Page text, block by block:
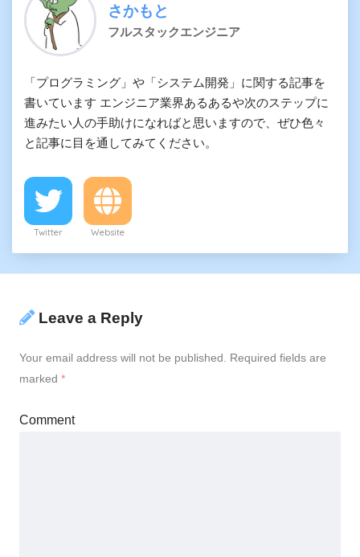
さかもと
フルスタックエンジニア
「プログラミング」や「システム開発」に関する記事を
書いています エンジニア業界あるあるや次のステップに
進みたい人の手助けになればと思いますので、ぜひ色々
と記事に目を通してみてください。
Twitter Website
Leave a Reply
Your email address will not be published.
Required fields are
marked *
Comment